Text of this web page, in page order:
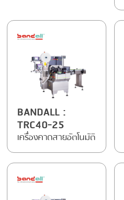
TUMBLING
VACUUM PACKING
VACUUM STUFFING
WASHING
BANDALL :
TRC40-25
เครื่องคาดสายอัตโนมัติ